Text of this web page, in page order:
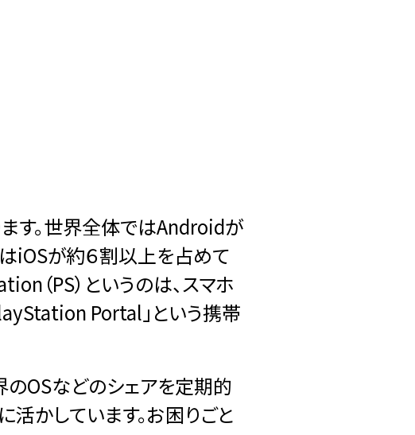
す。世界全体ではAndroidが
iOSが約６割以上を占めて
（PS）というのは、スマホ
Portal」という携帯
のOSなどのシェアを定期的
活かしています。お困りごと